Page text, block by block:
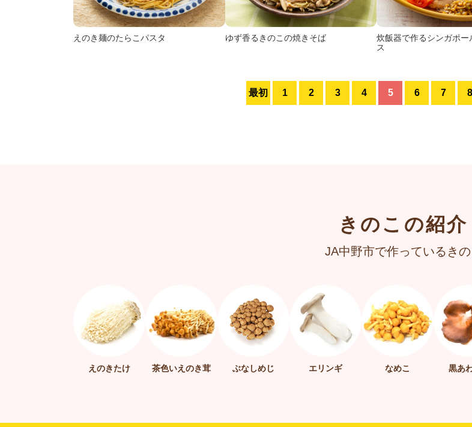
えのき麺のたらこパスタ ゆず香るきのこの焼きそば
炊飯器で作るシンガポー
ス
最初 1 2 3 4 5 6 7 8
きのこの紹介
JA中野市で作っているきの
えのきたけ 茶色いえのき茸 ぶなしめじ エリンギ なめこ 黒あ